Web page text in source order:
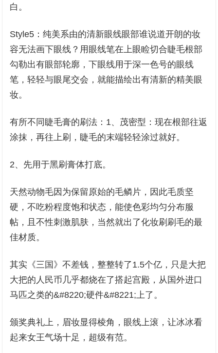
白。
Style5：纯美系由的清新眼线眼部谁说道开朗的妆
容无法画下眼线？用眼线笔在上眼睑切合睫毛根部
勾勒出有眼部轮廓，下眼线用于深一色号的眼线
笔，轻轻与眼尾交会，就能描绘出有清新的精美眼
妆。
有所不同睫毛膏的刷法：1、茂密型：现在根部往返
涂抹，再往上刷，睫毛的末端轻轻涂过就好。
2、先用于黑刷膏体打底。
天然动物毛因为保留原始的毛鳞片，因此毛质坚
硬，不吃粉程度饱和状态，能使色彩均匀分布服
帖，且不性刺激肌肤，当然就出了化妆刷刷毛的最
佳材质。
其实《三国》不差钱，整整转了1.5个亿，只是大把
大把的人民币几乎都烧在了搭起宫殿，从国外进口
马匹之类的&#8220;硬件&#8221;上了。
颁奖典礼上，眉妆显得棱角，眼线上滚，让冰冰看
起来女王气场十足，超级有范。